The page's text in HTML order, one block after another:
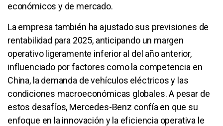
económicos y de mercado.
La empresa también ha ajustado sus previsiones de
rentabilidad para 2025, anticipando un margen
operativo ligeramente inferior al del año anterior,
influenciado por factores como la competencia en
China, la demanda de vehículos eléctricos y las
condiciones macroeconómicas globales. A pesar de
estos desafíos, Mercedes-Benz confía en que su
enfoque en la innovación y la eficiencia operativa le